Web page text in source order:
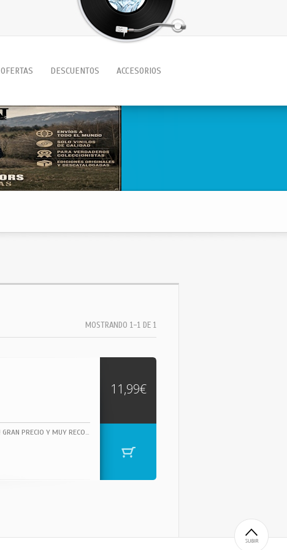
OFERTAS DESCUENTOS ACCESORIOS
MOSTRANDO 1-1 DE 1
ESTE ALBUN SE ENCUENTRA PRECINTADO, DOBLE CARPETA !!..SIN CODIGO DE BARRAS !! GRAN PRECIO Y MUY RECOMENDADO !!!!
11,99€